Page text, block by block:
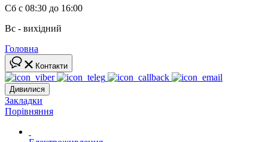
Сб с 08:30 до 16:00
Вс - вихідний
Головна
Контакти
Дивилися
Закладки
Порівняння